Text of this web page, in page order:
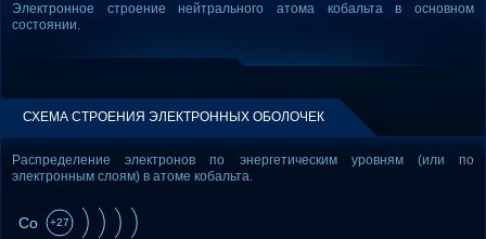
Электронное строение нейтрального атома кобальта в основном
состоянии.
СХЕМА СТРОЕНИЯ ЭЛЕКТРОННЫХ ОБОЛОЧЕК
Распределение электронов по энергетическим уровням (или по
электронным слоям) в атоме кобальта.
Co
+27